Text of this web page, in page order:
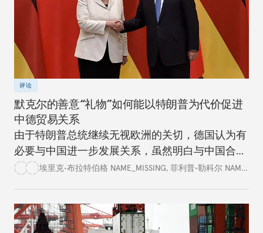
评论
默克尔的善意“礼物”如何能以特朗普为代价促进
中德贸易关系
由于特朗普总统继续无视欧洲的关切，德国认为有
必要与中国进一步发展关系，虽然明白与中国合作
存在各种隐患和局限。
埃里克•布拉特伯格 NAME_MISSING, 菲利普•勒科尔 NAME_MISSING